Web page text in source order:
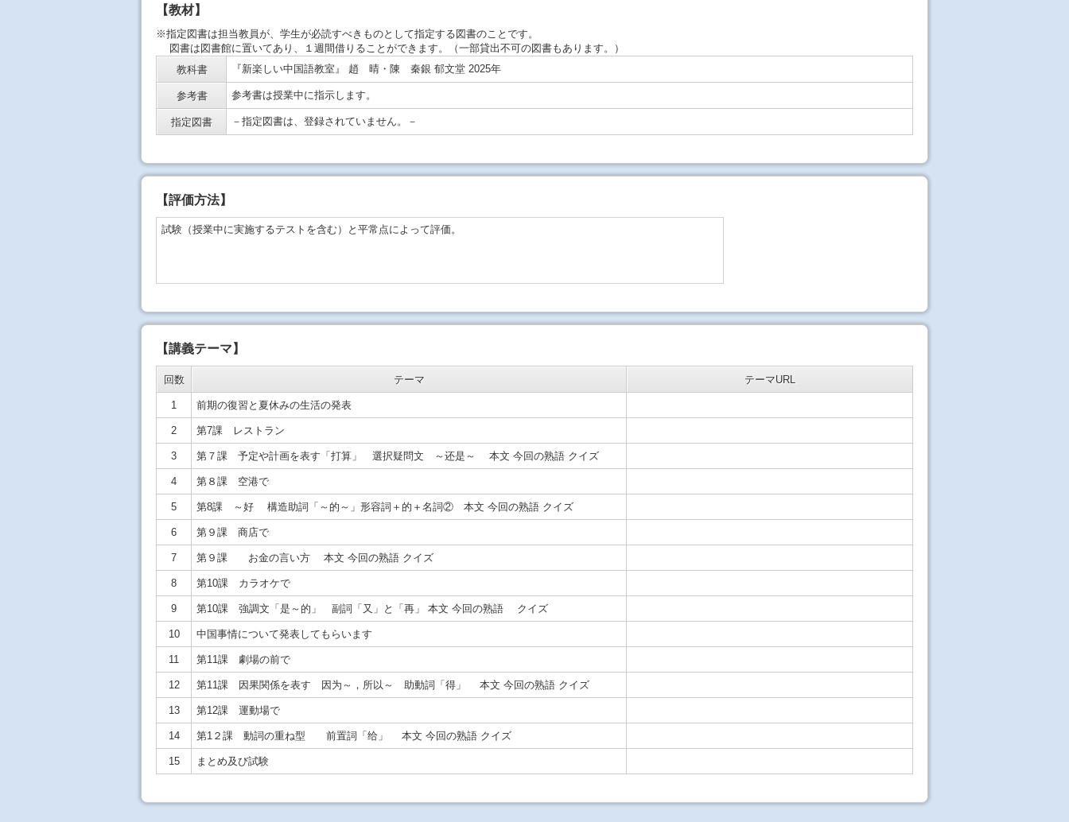
【教材】
※指定図書は担当教員が、学生が必読すべきものとして指定する図書のことです。
図書は図書館に置いてあり、１週間借りることができます。（一部貸出不可の図書もあります。）
教科書
『新楽しい中国語教室』 趙 晴・陳 秦銀 郁文堂 2025年
参考書 参考書は授業中に指示します。
指定図書 －指定図書は、登録されていません。－
【評価方法】
試験（授業中に実施するテストを含む）と平常点によって評価。
【講義テーマ】
回数 テーマ テーマURL
1 前期の復習と夏休みの生活の発表
2 第7課 レストラン
3 第７課 予定や計画を表す「打算」 選択疑問文 ～还是～ 本文 今回の熟語 クイズ
4 第８課 空港で
5 第8課 ～好 構造助詞「～的～」形容詞＋的＋名詞② 本文 今回の熟語 クイズ
6 第９課 商店で
7 第９課 お金の言い方 本文 今回の熟語 クイズ
8 第10課 カラオケで
9 第10課 強調文「是～的」 副詞「又」と「再」 本文 今回の熟語 クイズ
10 中国事情について発表してもらいます
11 第11課 劇場の前で
12 第11課 因果関係を表す 因为～，所以～ 助動詞「得」 本文 今回の熟語 クイズ
13 第12課 運動場で
14 第1２課 動詞の重ね型 前置詞「给」 本文 今回の熟語 クイズ
15 まとめ及び試験